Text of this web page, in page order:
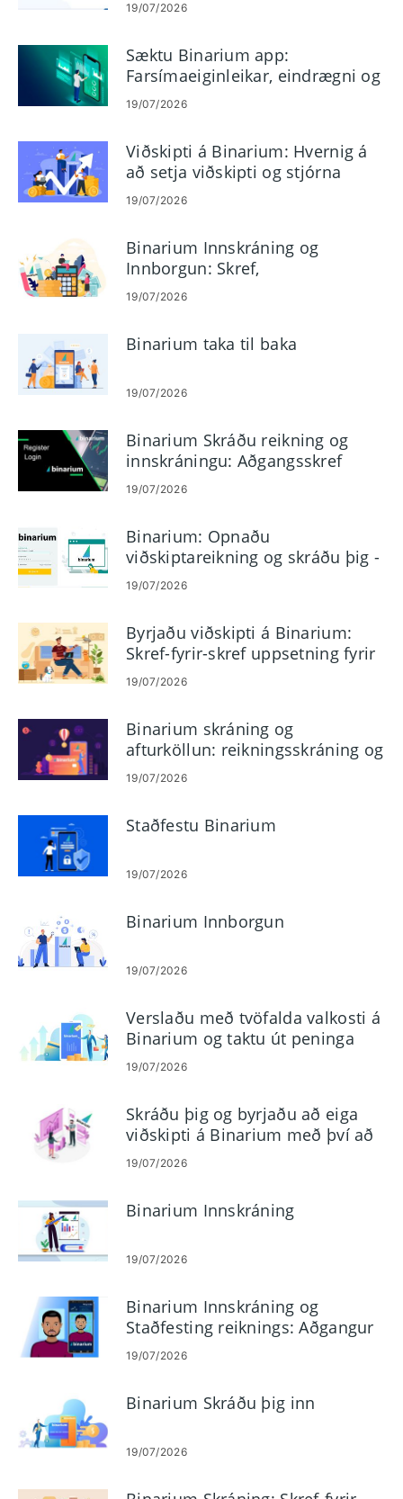
19/07/2026
Sæktu Binarium app:
Farsímaeiginleikar, eindrægni og
ávinningur
19/07/2026
Viðskipti á Binarium: Hvernig á
að setja viðskipti og stjórna
áhættu
19/07/2026
Binarium Innskráning og
Innborgun: Skref,
greiðsluaðferðir og takmörk
19/07/2026
Binarium taka til baka
19/07/2026
Binarium Skráðu reikning og
innskráningu: Aðgangsskref
reiknings
19/07/2026
Binarium: Opnaðu
viðskiptareikning og skráðu þig -
Skref og kröfur
19/07/2026
Byrjaðu viðskipti á Binarium:
Skref-fyrir-skref uppsetning fyrir
byrjendur
19/07/2026
Binarium skráning og
afturköllun: reikningsskráning og
afturköllunarskref
19/07/2026
Staðfestu Binarium
19/07/2026
Binarium Innborgun
19/07/2026
Verslaðu með tvöfalda valkosti á
Binarium og taktu út peninga
19/07/2026
Skráðu þig og byrjaðu að eiga
viðskipti á Binarium með því að
nota kynningarreikning
19/07/2026
Binarium Innskráning
19/07/2026
Binarium Innskráning og
Staðfesting reiknings: Aðgangur
að skrefum og skjölum
19/07/2026
Binarium Skráðu þig inn
19/07/2026